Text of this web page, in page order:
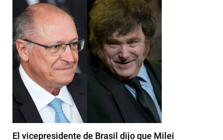
El vicepresidente de Brasil dijo que Milei